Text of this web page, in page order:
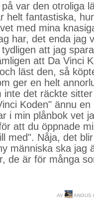
var den otroliga
helt fantastiska,
med mina
har, det enda jag
att jag
att Da Vinci
läst den, så
ger en helt
inte det räckte
Koden" ännu en
i min plånbok vet
att du öppnade
med". Nåja, det
människa ska jag
de är för många
AV ANGUS